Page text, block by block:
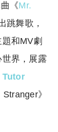
p
y
Li
n
k
at
s
A
p
《Mr.
跳舞歌，
和MV劇
界，展露
Tutor
》